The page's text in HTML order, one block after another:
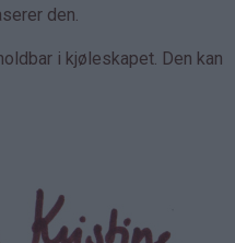
den.
i kjøleskapet. Den kan